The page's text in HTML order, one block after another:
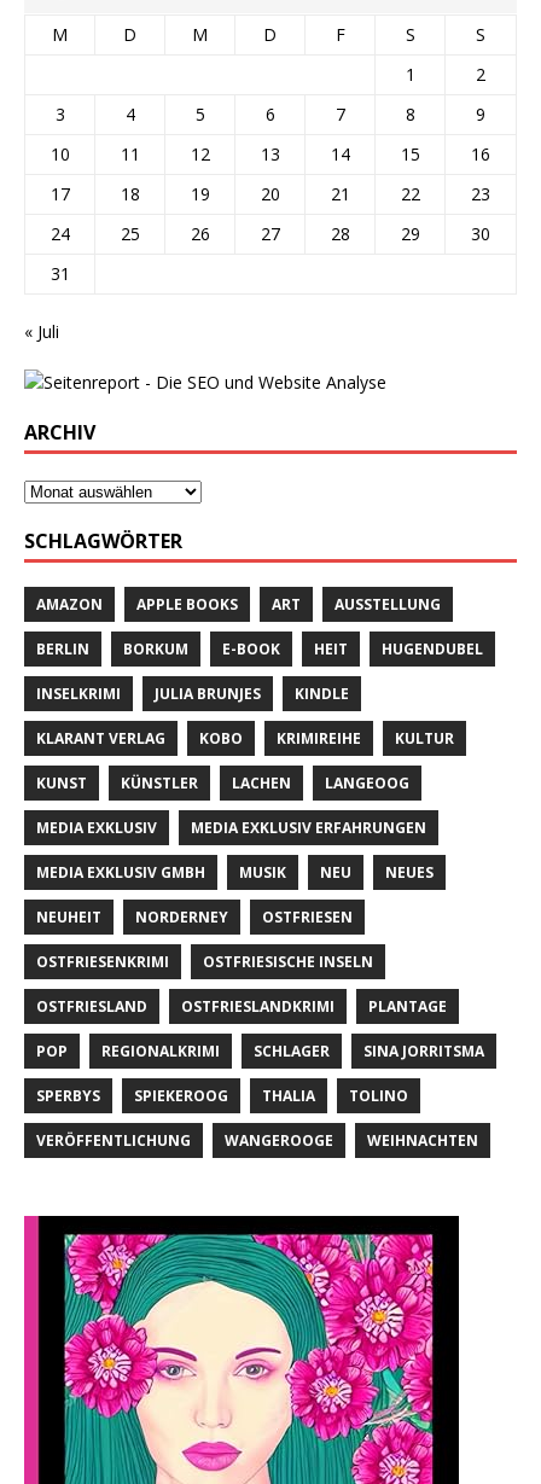
M D M D F S
S
1
2
3
4 5 6 7 8
9
10
11 12 13 14 15
16
17
18 19 20 21 22
23
24
25 26 27 28 29
30
31
« Juli
ARCHIV
SCHLAGWÖRTER
AMAZON APPLE BOOKS ART AUSSTELLUNG
BERLIN BORKUM E-BOOK HEIT HUGENDUBEL
INSELKRIMI JULIA BRUNJES KINDLE
KLARANT VERLAG KOBO KRIMIREIHE KULTUR
KUNST KÜNSTLER LACHEN LANGEOOG
MEDIA EXKLUSIV MEDIA EXKLUSIV ERFAHRUNGEN
MEDIA EXKLUSIV GMBH MUSIK NEU NEUES
NEUHEIT NORDERNEY OSTFRIESEN
OSTFRIESENKRIMI OSTFRIESISCHE INSELN
OSTFRIESLAND OSTFRIESLANDKRIMI PLANTAGE
POP REGIONALKRIMI SCHLAGER SINA JORRITSMA
SPERBYS SPIEKEROOG THALIA TOLINO
VERÖFFENTLICHUNG WANGEROOGE WEIHNACHTEN